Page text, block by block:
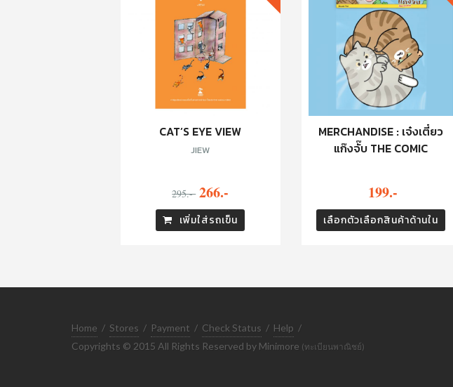
CAT’S EYE VIEW
JIEW
295.- 266.-
เพิ่มใส่รถเข็น
MERCHANDISE : เจ๋งเตี๋ยว
แก๊งจั๊บ THE COMIC
199.-
เลือกตัวเลือกสินค้าด้านใน
Home / Stores / Payment / Check Status / Help /
Copyrights © 2015 All Rights Reserved by Minimore (ทะเบียนพาณิชย์)